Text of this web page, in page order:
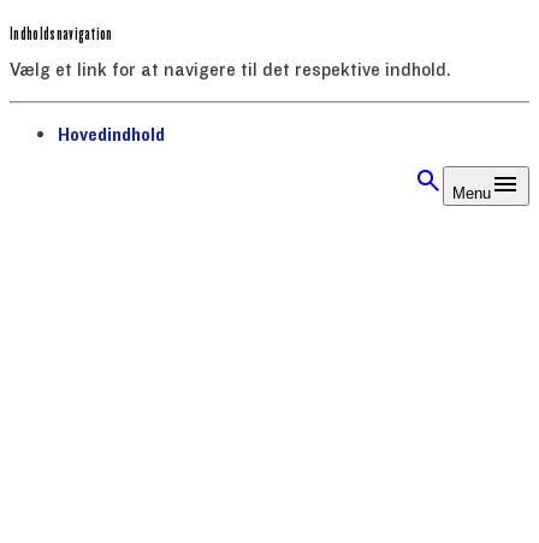
Indholdsnavigation
Vælg et link for at navigere til det respektive indhold.
gå til
Hovedindhold
Menu